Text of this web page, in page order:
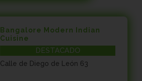
Bangalore Modern Indian
Cuisine
DESTACADO
Calle de Diego de León 63